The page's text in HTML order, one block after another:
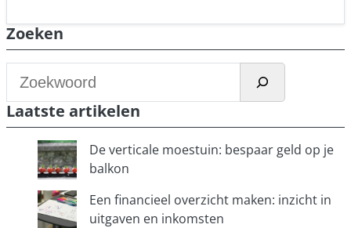
Zoeken
Z
o
e
Laatste artikelen
De verticale moestuin: bespaar geld op je
balkon
Een financieel overzicht maken: inzicht in
uitgaven en inkomsten